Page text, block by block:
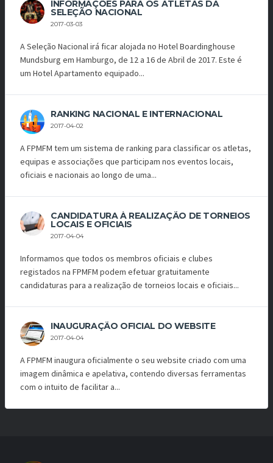
INFORMAÇÕES PARA OS ATLETAS DA
SELEÇÃO NACIONAL
2017-03-03
A Seleção Nacional irá ficar alojada no Hotel Boardinghouse
Mundsburg em Hamburgo, de 12 a 16 de Abril de 2017. Este é
um Hotel Apartamento equipado...
RANKING NACIONAL E INTERNACIONAL
2017-04-02
A FPMFM tem um sistema de ranking para classificar os atletas,
equipas e associações que participam nos eventos locais,
oficiais e nacionais ao longo de uma...
CANDIDATURA À REALIZAÇÃO DE TORNEIOS
LOCAIS E OFICIAIS
2017-04-04
Informamos que todos os membros oficiais e clubes
registados na FPMFM podem efetuar gratuitamente
candidaturas para a realização de torneios locais e oficiais...
INAUGURAÇÃO OFICIAL DO WEBSITE
2017-04-04
A FPMFM inaugura oficialmente o seu website criado com uma
imagem dinâmica e apelativa, contendo diversas ferramentas
com o intuito de facilitar a...